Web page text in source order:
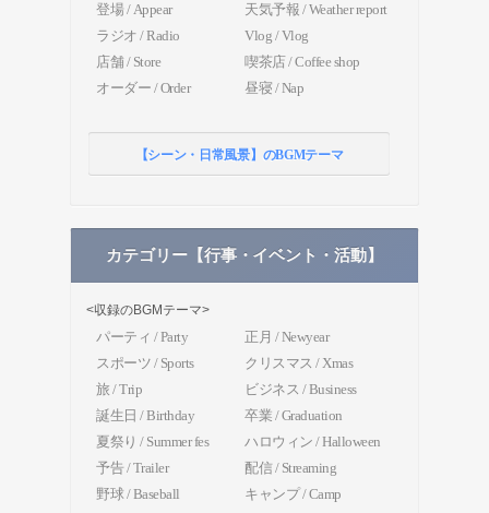
登場 / Appear
天気予報 / Weather report
ラジオ / Radio
Vlog / Vlog
店舗 / Store
喫茶店 / Coffee shop
オーダー / Order
昼寝 / Nap
【シーン・日常風景】のBGMテーマ
カテゴリー【行事・イベント・活動】
<収録のBGMテーマ>
パーティ / Party
正月 / Newyear
スポーツ / Sports
クリスマス / Xmas
旅 / Trip
ビジネス / Business
誕生日 / Birthday
卒業 / Graduation
夏祭り / Summer fes
ハロウィン / Halloween
予告 / Trailer
配信 / Streaming
野球 / Baseball
キャンプ / Camp